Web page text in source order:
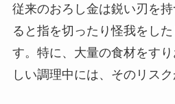
従来のおろし金は鋭い刃を
ると指を切ったり怪我をし
す。特に、大量の食材をす
しい調理中には、そのリスク